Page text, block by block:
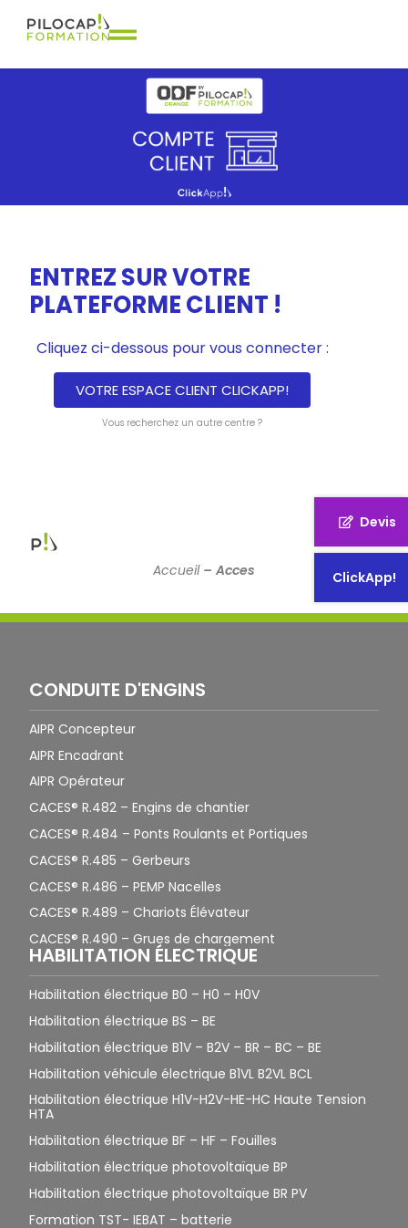
Devis
ClickApp!
ENTREZ SUR VOTRE
PLATEFORME CLIENT !
Cliquez ci-dessous pour vous connecter :
VOTRE ESPACE CLIENT CLICKAPP!
Vous recherchez un autre centre ?
Accueil– Acces
CONDUITE D'ENGINS
AIPR Concepteur
AIPR Encadrant
AIPR Opérateur
CACES® R.482 – Engins de chantier
CACES® R.484 – Ponts Roulants et Portiques
CACES® R.485 – Gerbeurs
CACES® R.486 – PEMP Nacelles
CACES® R.489 – Chariots Élévateur
CACES® R.490 – Grues de chargement
HABILITATION ÉLECTRIQUE
Habilitation électrique B0 – H0 – H0V
Habilitation électrique BS – BE
Habilitation électrique B1V – B2V – BR – BC – BE
Habilitation véhicule électrique B1VL B2VL BCL
Habilitation électrique H1V-H2V-HE-HC Haute Tension
HTA
Habilitation électrique BF – HF – Fouilles
Habilitation électrique photovoltaïque BP
Habilitation électrique photovoltaïque BR PV
Formation TST- IEBAT – batterie